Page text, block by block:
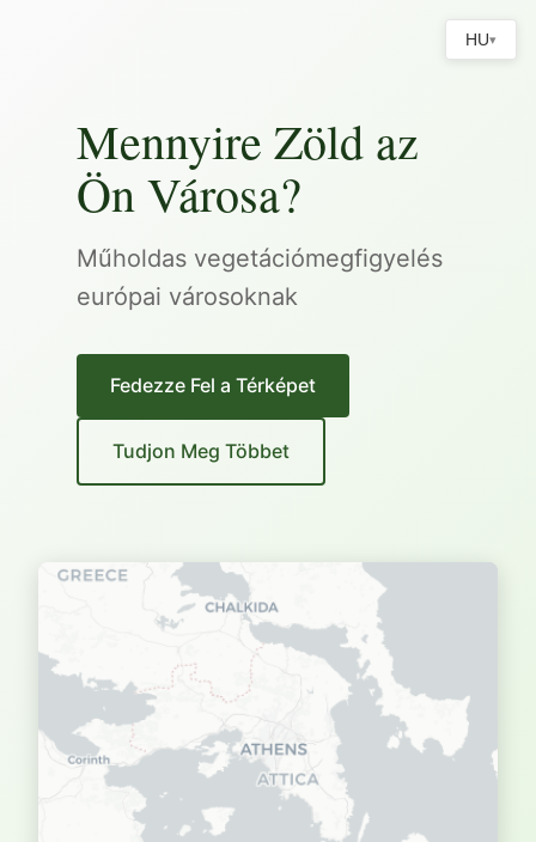
HU▾
Mennyire Zöld az
Ön Városa?
Műholdas vegetációmegfigyelés
európai városoknak
Fedezze Fel a Térképet
Tudjon Meg Többet